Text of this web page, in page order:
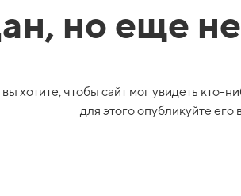
но еще
хотите, чтобы сайт мог увидеть кто-
для этого опубликуйте его